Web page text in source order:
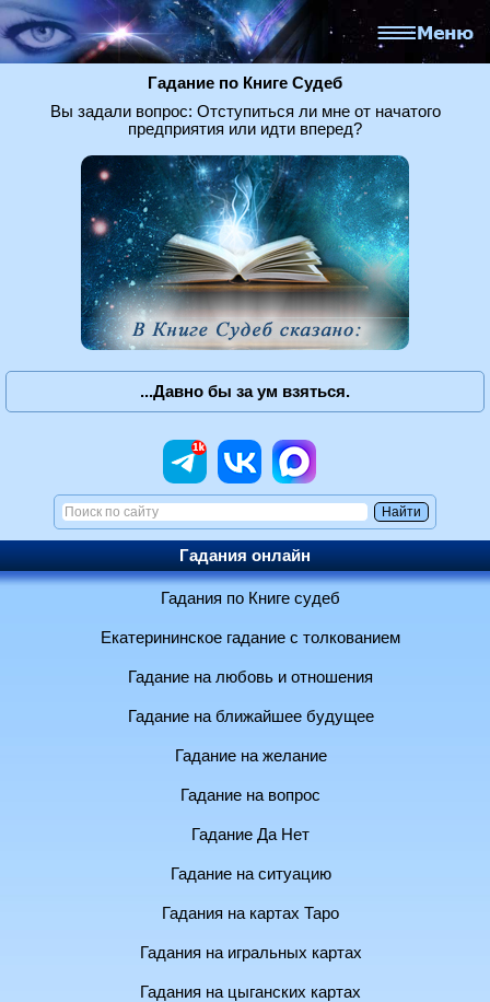
Гадание по Книге Судеб
Вы задали вопрос: Отступиться ли мне от начатого
предприятия или идти вперед?
...Давно бы за ум взяться.
Гадания онлайн
Гадания по Книге судеб
Екатерининское гадание с толкованием
Гадание на любовь и отношения
Гадание на ближайшее будущее
Гадание на желание
Гадание на вопрос
Гадание Да Нет
Гадание на ситуацию
Гадания на картах Таро
Гадания на игральных картах
Гадания на цыганских картах